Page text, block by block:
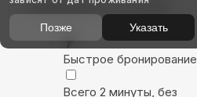
Выбирайте лучшее
Быстрое бронирование
Всего 2 минуты, без
Позже Указать